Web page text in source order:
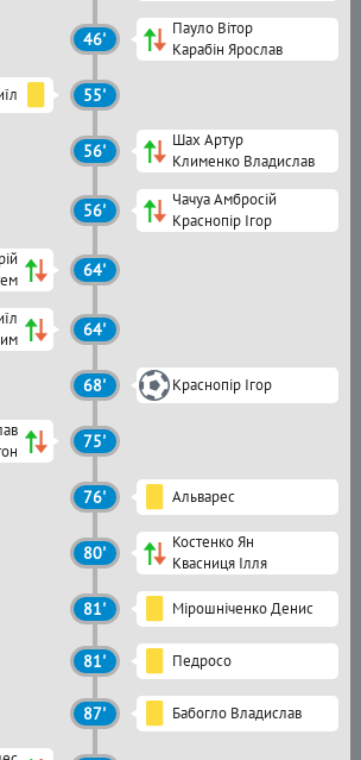
46'
Пауло Вітор
Карабін Ярослав
55'
56'
Шах Артур
Клименко Владислав
56'
Чачуа Амбросій
Краснопір Ігор
64'
64'
68' Краснопір Ігор
75'
76' Альварес
80'
Костенко Ян
Квасниця Ілля
81' Мірошніченко Денис
81' Педросо
87' Бабогло Владислав